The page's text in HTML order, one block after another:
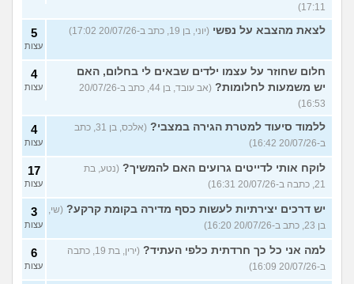
17:11)
לצאת מהצבא על נפשי (יוני, בן 19, כתב ב-20/07/26 17:02) 5
עצות
חלום שחוזר על עצמו ילדים שבאים לי בחלום, האם
יש משמעות לחלומות?
(אב עובד, בן 44, כתב ב-20/07/26
16:53)
4
עצות
ללמוד סיעוד למטרת הגירה במצבי?
(אלכס, בן 31, כתב
ב-20/07/26 16:42)
4
עצות
לוקח אותי לדייטים גרועים האם להמשיך? (נטע, בת
21, כתבה ב-20/07/26 16:31)
17
עצות
יש דרכים יצירתיות לעשות כסף מדירה בקומת קרקע? (שי,
בן 23, כתב ב-20/07/26 16:20)
3
עצות
למה אני כל כך חרדתית כלפי העתיד?
(ירין, בת 19, כתבה
ב-20/07/26 16:09)
6
עצות